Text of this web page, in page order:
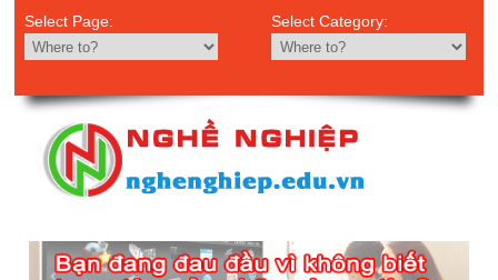
Select Page: Select Category: